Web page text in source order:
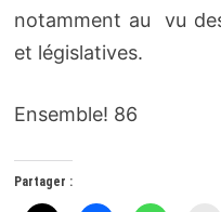
notamment au vu
et législatives.
Ensemble! 86
Partager :